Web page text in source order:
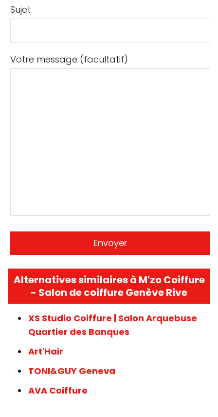
Sujet
Votre message (facultatif)
Alternatives similaires à M'zo Coiffure
- Salon de coiffure Genève Rive
XS Studio Coiffure | Salon Arquebuse
Quartier des Banques
Art'Hair
TONI&GUY Geneva
AVA Coiffure